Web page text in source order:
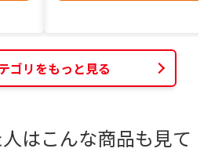
ゴリをもっと見る
はこんな商品も見て